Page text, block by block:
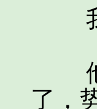
我
他
了，